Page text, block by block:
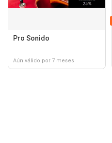
Pro Sonido
Aún válido por 7 meses